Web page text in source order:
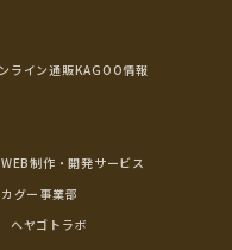
ライン通販KAGOO情報
制作・開発サービス
グー事業部
ヘヤゴトラボ